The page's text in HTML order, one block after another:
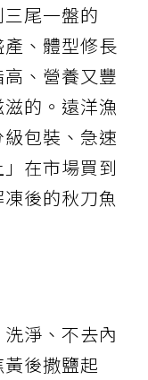
尾一盤的
產、體型修長
、營養又豐
的。遠洋漁
包裝、急速
在市場買到
凍後的秋刀魚
淨、不去內
後撒鹽起